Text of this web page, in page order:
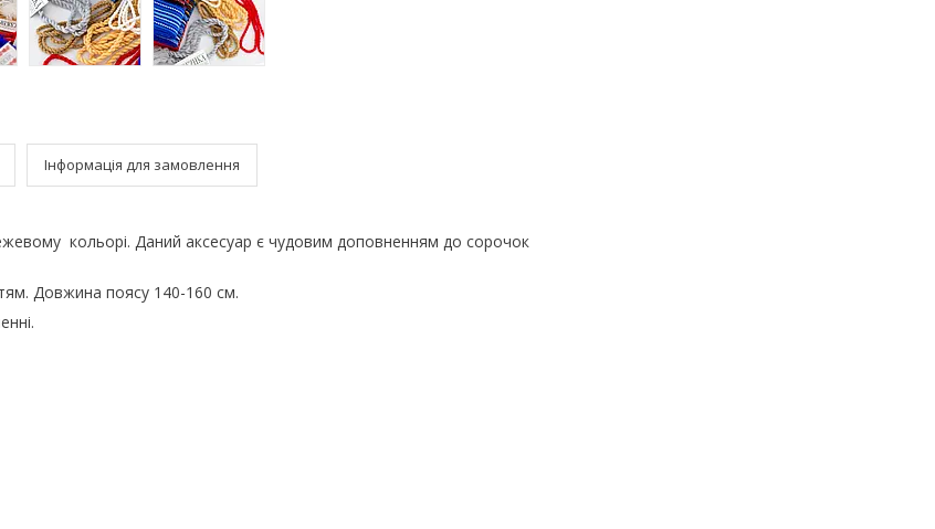
Інформація для замовлення
кольорі. Даний аксесуар є чудовим доповненням до сорочок
Довжина поясу 140-160 см.